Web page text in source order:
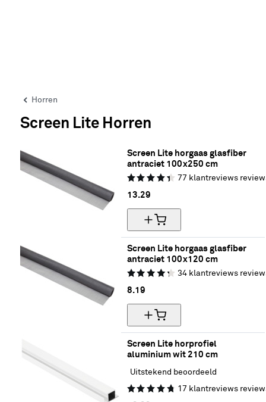
Horren
Screen Lite Horren
Screen Lite horgaas glasfiber
antraciet 100x250 cm
77 klantreviews
13.29
Screen Lite horgaas glasfiber
antraciet 100x120 cm
34 klantreviews
8.19
Screen Lite horprofiel
aluminium wit 210 cm
Uitstekend beoordeeld
17 klantreviews